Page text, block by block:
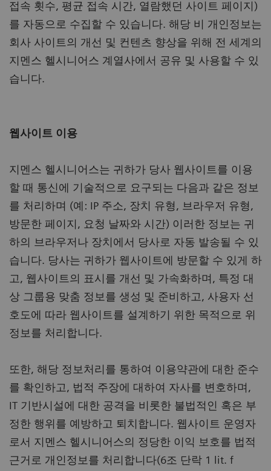
접속 횟수, 평균 접속 시간, 열람했던 사이트 페이지)
를 자동으로 수집할 수 있습니다. 해당 비 개인정보는
회사 사이트의 개선 및 컨텐츠 향상을 위해 전 세계의
지멘스 헬시니어스 계열사에서 공유 및 사용할 수 있
습니다.
웹사이트 이용
지멘스 헬시니어스는 귀하가 당사 웹사이트를 이용
할 때 통신에 기술적으로 요구되는 다음과 같은 정보
를 처리하며 (예: IP 주소, 장치 유형, 브라우저 유형,
방문한 페이지, 요청 날짜와 시간) 이러한 정보는 귀
하의 브라우저나 장치에서 당사로 자동 발송될 수 있
습니다. 당사는 귀하가 웹사이트에 방문할 수 있게 하
고, 웹사이트의 표시를 개선 및 가속화하며, 특정 대
상 그룹용 맞춤 정보를 생성 및 준비하고, 사용자 선
호도에 따라 웹사이트를 설계하기 위한 목적으로 위
정보를 처리합니다.
또한, 해당 정보처리를 통하여 이용약관에 대한 준수
를 확인하고, 법적 주장에 대하여 자사를 변호하며,
IT 기반시설에 대한 공격을 비롯한 불법적인 혹은 부
정한 행위를 예방하고 퇴치합니다. 웹사이트 운영자
로서 지멘스 헬시니어스의 정당한 이익 보호를 법적
근거로 개인정보를 처리합니다(6조 단락 1 lit. f